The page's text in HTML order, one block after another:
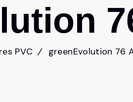
lution 7
PVC greenEvolution 76